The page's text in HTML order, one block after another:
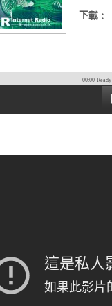
下載：
00:00 Ready